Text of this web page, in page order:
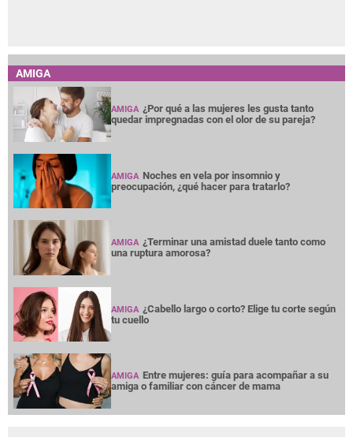
AMIGA
AMIGA ¿Por qué a las mujeres les gusta tanto
quedar impregnadas con el olor de su pareja?
AMIGA Noches en vela por insomnio y
preocupación, ¿qué hacer para tratarlo?
AMIGA ¿Terminar una amistad duele tanto como
una ruptura amorosa?
AMIGA ¿Cabello largo o corto? Elige tu corte según
tu cuello
AMIGA Entre mujeres: guía para acompañar a su
amiga o familiar con cáncer de mama